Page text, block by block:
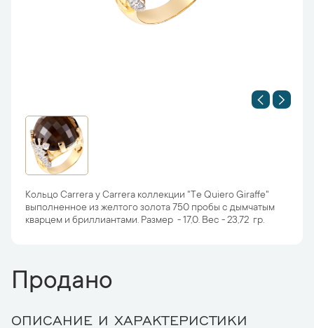
Кольцо Carrera y Carrera коллекции "Te Quiero Giraffe"
выполненное из желтого золота 750 пробы с дымчатым
кварцем и бриллиантами. Размер - 17,0. Вес - 23,72 гр.
Продано
ОПИСАНИЕ И ХАРАКТЕРИСТИКИ